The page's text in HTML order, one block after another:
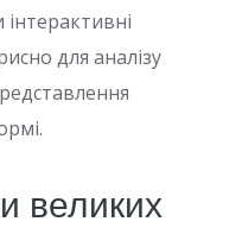
для аналізу
великих